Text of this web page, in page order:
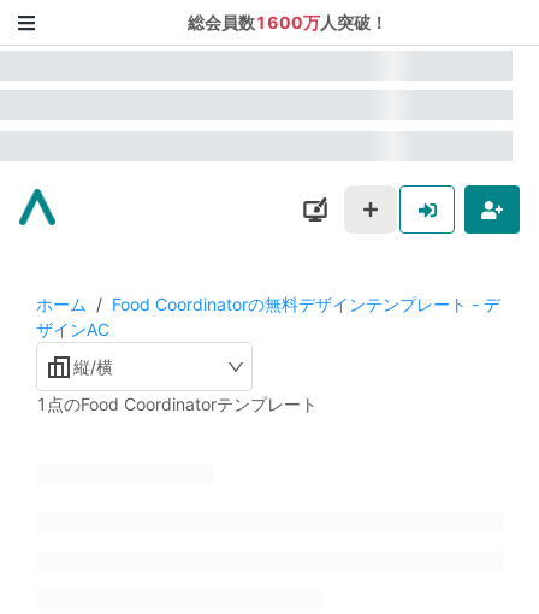
総会員数1600万人突破！
ホーム / Food Coordinatorの無料デザインテンプレート - デ
ザインAC
縦/横
1点のFood Coordinatorテンプレート